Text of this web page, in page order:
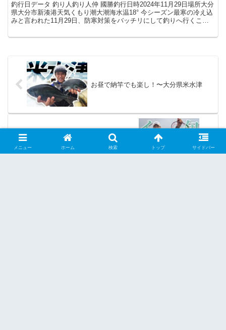
釣行日データ 釣り人釣り人仲 國勝釣行日時2024年11月29日場所大分
県大分市新湊港天気くもり潮大潮海水温18° 今シーズン最寒の冷え込
みと言われた11月29日、防寒対策をバッチリにして釣りへ行くこと
お昼で納竿でも楽し！〜大分県米水津
旬のイサキの数釣りの後は、良型梅雨グ
レも〜長崎県大瀬戸
メニュー ホーム 検索 トップ サイドバー